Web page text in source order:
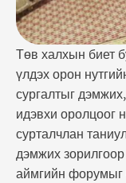
Төв халхын биет
үлдэх орон
сургалтыг
идэвхи оролцоог
сурталчлан
дэмжих
аймгийн форумыг